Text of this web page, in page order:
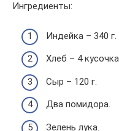
Ингредиенты:
Индейка – 340 г.
Хлеб – 4
Сыр – 120 г.
Два помидора.
Зелень лука.